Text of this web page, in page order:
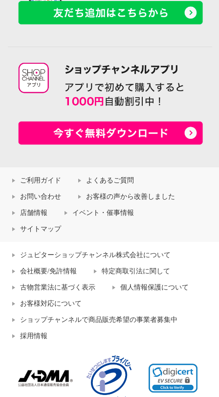
ご利用ガイド よくあるご質問
お問い合わせ お客様の声から改善しました
店舗情報 イベント・催事情報
サイトマップ
ジュピターショップチャンネル株式会社について
会社概要/免許情報 特定商取引法に関して
古物営業法に基づく表示 個人情報保護について
お客様対応について
ショップチャンネルで商品販売希望の事業者募集中
採用情報